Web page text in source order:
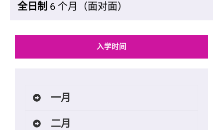
全日制 6 个月（面对面）
入学时间
一月
二月